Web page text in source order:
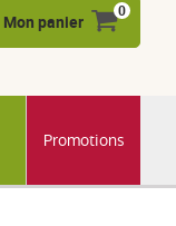
Promotions
Mon panier
0